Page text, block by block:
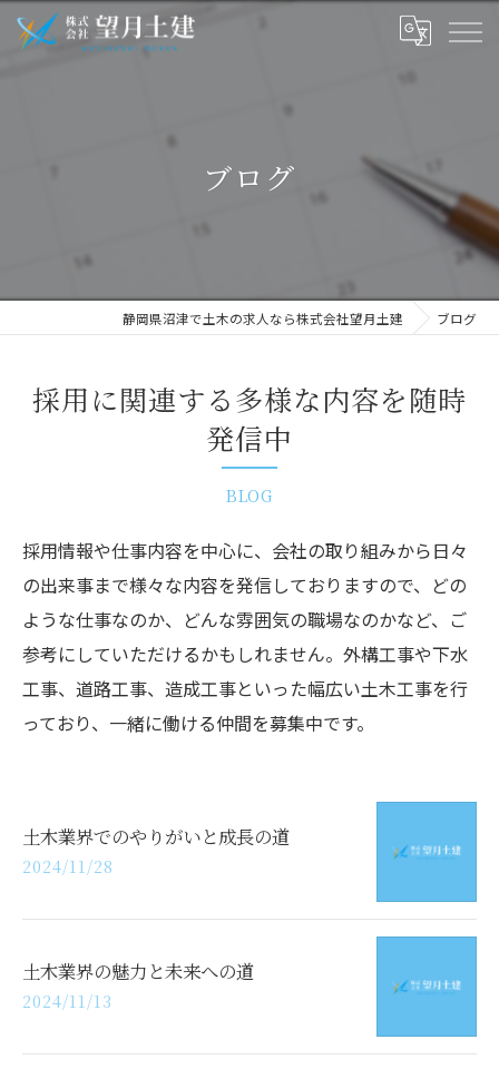
ブログ
静岡県沼津で土木の求人なら株式会社望月土建 ブログ
採用に関連する多様な内容を随時
発信中
BLOG
採用情報や仕事内容を中心に、会社の取り組みから日々
の出来事まで様々な内容を発信しておりますので、どの
ような仕事なのか、どんな雰囲気の職場なのかなど、ご
参考にしていただけるかもしれません。外構工事や下水
工事、道路工事、造成工事といった幅広い土木工事を行
っており、一緒に働ける仲間を募集中です。
土木業界でのやりがいと成長の道
2024/11/28
土木業界の魅力と未来への道
2024/11/13